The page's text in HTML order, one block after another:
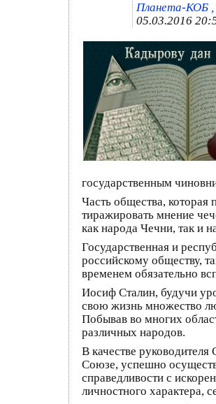
Планета-КОБ ,
05.03.2016
государственным
Часть общества, которая
тиражировать мнение
как народа Чечни, так и
Государственная и
российскому обществу,
временем обязательно
Иосиф Сталин, будучи
свою жизнь множество
Побывав во многих
различных народов.
В качестве
Союзе, успешно
справедливости с
личностного характера,